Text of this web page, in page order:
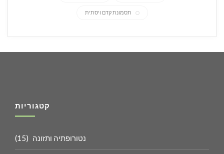
תסמונת קדם ויסתית
קטגוריות
נטורופתיה ותזונה (15)